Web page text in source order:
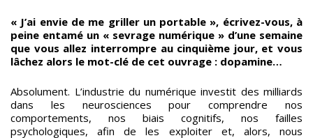
« J’ai envie de me griller un portable », écrivez-vous, à
peine entamé un « sevrage numérique » d’une semaine
que vous allez interrompre au cinquième jour, et vous
lâchez alors le mot-clé de cet ouvrage : dopamine…
Absolument. L’industrie du numérique investit des milliards
dans les neurosciences pour comprendre nos
comportements, nos biais cognitifs, nos failles
psychologiques, afin de les exploiter et, alors, nous